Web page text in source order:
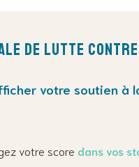
de Lutte
votre soutien à
votre score dans vos